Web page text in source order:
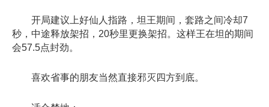
开局建议上好仙人指路，坦王期间，套路之间冷却7
秒，中途释放架招，20秒里更换架招。这样王在坦的期间
会57.5点封劲。
喜欢省事的朋友当然直接邪灭四方到底。